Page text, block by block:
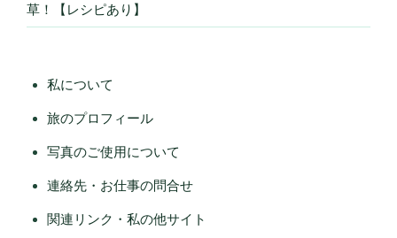
草！【レシピあり】
私について
旅のプロフィール
写真のご使用について
連絡先・お仕事の問合せ
関連リンク・私の他サイト